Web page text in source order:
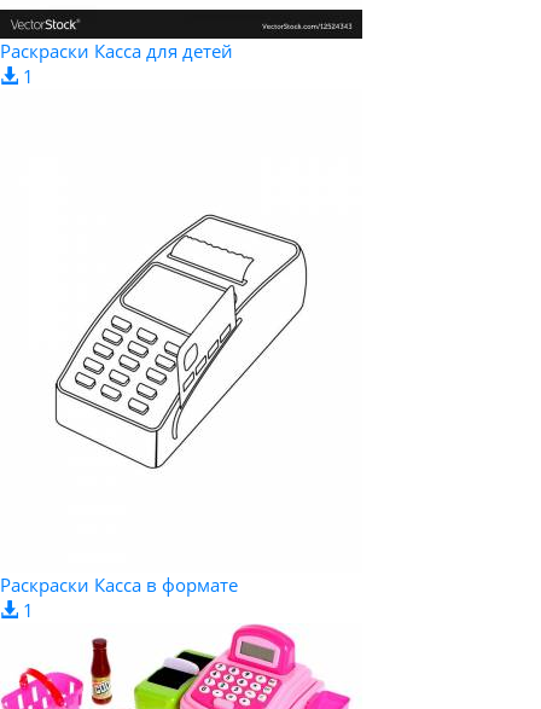
Раскраски Касса для детей
1
Раскраски Касса в формате
1